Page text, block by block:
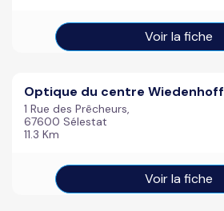
Voir la fiche
Optique du centre Wiedenhoff
1 Rue des Prêcheurs,
67600 Sélestat
11.3 Km
Voir la fiche